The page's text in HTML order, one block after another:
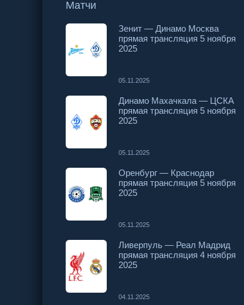
Матчи
Зенит — Динамо Москва
прямая трансляция 5 ноября
2025
05.11.2025
Динамо Махачкала — ЦСКА
прямая трансляция 5 ноября
2025
05.11.2025
Оренбург — Краснодар
прямая трансляция 5 ноября
2025
05.11.2025
Ливерпуль — Реал Мадрид
прямая трансляция 4 ноября
2025
04.11.2025